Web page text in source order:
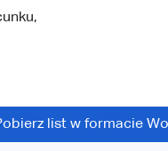
list w formacie